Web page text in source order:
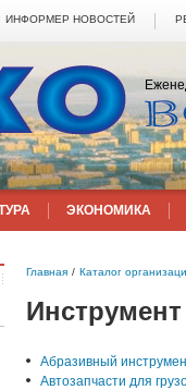
ИНФОРМЕР НОВОСТЕЙ
ЭКОНОМИКА
Главная / Каталог
Инструмент
Абразивный
Автозапчасти для